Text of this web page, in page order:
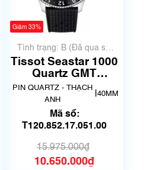
Giảm 33%
Tình trạng: B (Đã qua sử
dụng, hàng đẹp, có chút
xước dăm)
Tissot Seastar 1000
Quartz GMT
T120.852.17.051.00
PIN QUARTZ - THẠCH
ANH
40MM
Mã số:
T120.852.17.051.00
15.975.000₫
10.650.000₫